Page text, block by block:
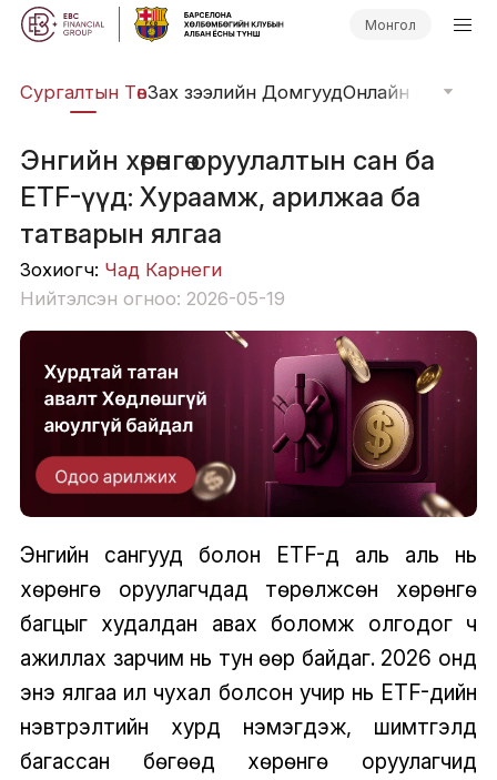
Монгол
Сургалтын ТөвЗах зээлийн ДомгуудОнлайн
Энгийн хөрөнгө оруулалтын сан ба
ETF-үүд: Хураамж, арилжаа ба
татварын ялгаа
Зохиогч: Чад Карнеги
Нийтэлсэн огноо: 2026-05-19
Энгийн сангууд болон ETF-үүд аль аль нь
хөрөнгө оруулагчдад төрөлжсөн хөрөнгө
багцыг худалдан авах боломж олгодог ч
ажиллах зарчим нь тун өөр байдаг. 2026 онд
энэ ялгаа илүү чухал болсон учир нь ETF-үүдийн
нэвтрэлтийн хурд нэмэгдэж, шимтгэлүүд
багассан бөгөөд хөрөнгө оруулагчид